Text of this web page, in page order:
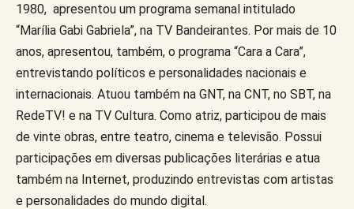
1980, apresentou um programa semanal intitulado
“Marília Gabi Gabriela”, na TV Bandeirantes. Por mais de 10
anos, apresentou, também, o programa “Cara a Cara”,
entrevistando políticos e personalidades nacionais e
internacionais. Atuou também na GNT, na CNT, no SBT, na
RedeTV! e na TV Cultura. Como atriz, participou de mais
de vinte obras, entre teatro, cinema e televisão. Possui
participações em diversas publicações literárias e atua
também na Internet, produzindo entrevistas com artistas
e personalidades do mundo digital.